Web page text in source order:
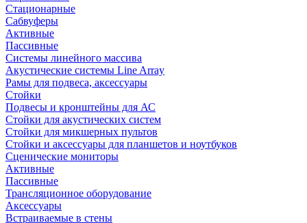
Стационарные
Сабвуферы
Активные
Пассивные
Системы линейного массива
Акустические системы Line Array
Рамы для подвеса, аксессуары
Стойки
Подвесы и кронштейны для АС
Стойки для акустических систем
Стойки для микшерных пультов
Стойки и аксессуары для планшетов и ноутбуков
Сценические мониторы
Активные
Пассивные
Трансляционное оборудование
Аксессуары
Встраиваемые в стены